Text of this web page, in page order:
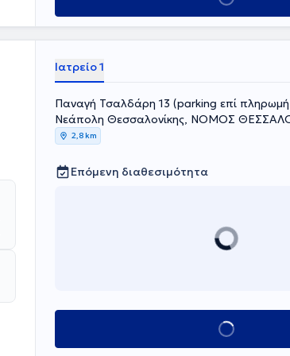
Ιατρείο 1
Παναγή Τσαλδάρη 13 (parking επί
Νεάπολη Θεσσαλονίκης, ΝΟΜΟΣ
2,8 km
Επόμενη διαθεσιμότητα
Κλείσε ραντεβού